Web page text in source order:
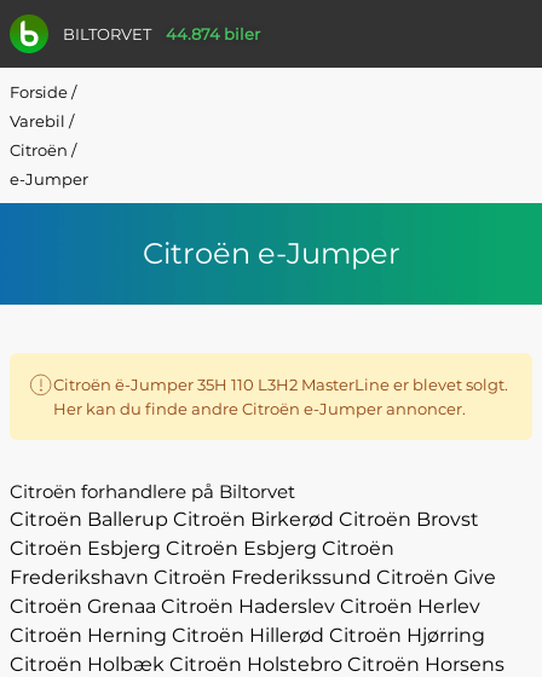
BILTORVET 44.874 biler
Forside/
Varebil /
Citroën /
e-Jumper
Citroën e-Jumper
Citroën ë-Jumper 35H 110 L3H2 MasterLine er blevet solgt.
Her kan du finde andre Citroën e-Jumper annoncer.
Citroën forhandlere på Biltorvet
Citroën Ballerup Citroën Birkerød Citroën Brovst
Citroën Esbjerg Citroën Esbjerg Citroën
Frederikshavn Citroën Frederikssund Citroën Give
Citroën Grenaa Citroën Haderslev Citroën Herlev
Citroën Herning Citroën Hillerød Citroën Hjørring
Citroën Holbæk Citroën Holstebro Citroën Horsens